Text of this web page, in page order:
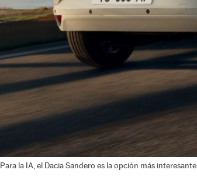
Para la IA, el Dacia Sandero es la opción más interesante.